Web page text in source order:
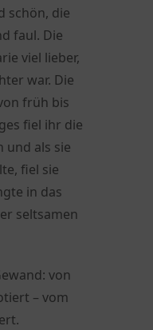
schön, die
faul. Die
viel lieber,
war. Die
früh bis
fiel ihr die
und als sie
fiel sie
in das
seltsamen
von
– vom